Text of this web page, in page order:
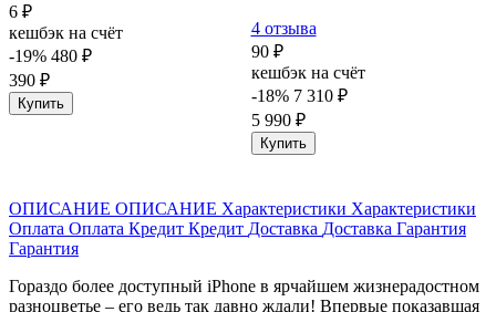
6 ₽
кешбэк на счёт
-19% 480 ₽
390 ₽
Купить
4 отзыва
90 ₽
кешбэк на счёт
-18% 7 310 ₽
5 990 ₽
Купить
ОПИСАНИЕ ОПИСАНИЕ Характеристики Характеристики
Оплата Оплата Кредит Кредит Доставка Доставка Гарантия
Гарантия
Гораздо более доступный iPhone в ярчайшем жизнерадостном
разноцветье – его ведь так давно ждали! Впервые показавшая